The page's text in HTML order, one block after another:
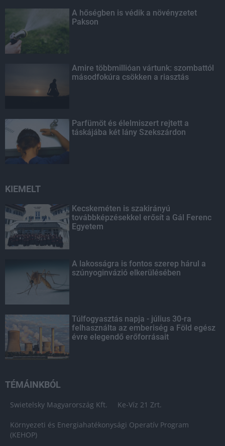
A hőségben is védik a növényzetet
Pakson
Amire többmillióan vártunk: szombattól
másodfokúra csökken a riasztás
Parfümöt és élelmiszert rejtett a
táskájába két lány Szekszárdon
KIEMELT
Kecskeméten is szakirányú
továbbképzésekkel erősít a Gál Ferenc
Egyetem
A lakosságra is fontos szerep hárul a
szúnyoginvázió elkerülésében
Túlfogyasztás napja - július 30-ra
felhasználta az emberiség a Föld egész
évre elegendő erőforrásait
TÉMÁINKBÓL
Swietelsky Magyarország Kft. Ke-Víz 21 Zrt.
Környezeti és Energiahatékonysági Operatív Program
(KEHOP)